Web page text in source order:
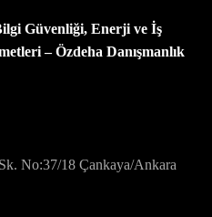
Güvenliği, Enerji ve İş
– Özdeha Danışmanlık
No:37/18 Çankaya/Ankara